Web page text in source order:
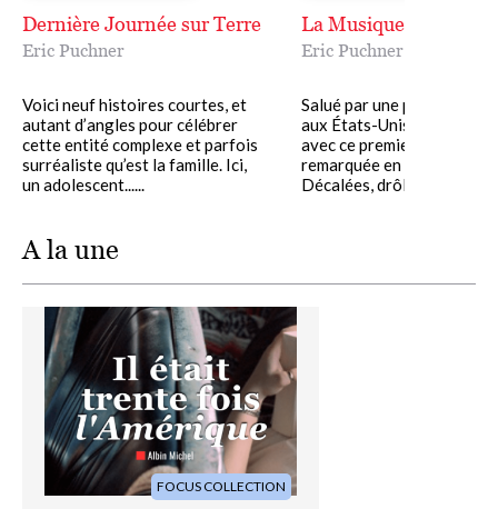
colossal. »McSweeney’s
Dernière Journée sur Terre
Eric Puchner
Voici neuf histoires courtes, et
autant d’angles pour célébrer
cette entité complexe et parfois
surréaliste qu’est la famille. Ici,
un adolescent......
La Musique des autres
Eric Puchner
Salué par une presse
aux États-Unis, Éric
avec ce premier livre une
remarquée en littérature.
Décalées, drôles ou......
A la une
Image
FOCUS COLLECTION